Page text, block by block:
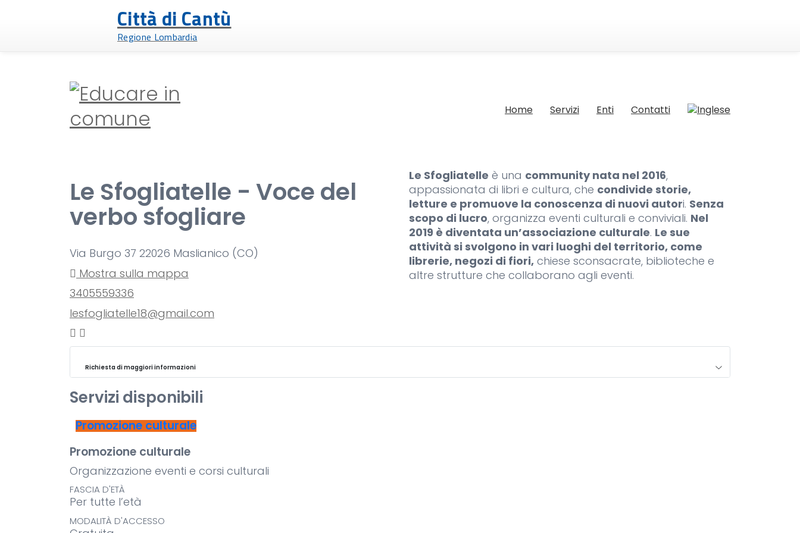
Città di Cantù
Regione Lombardia
Home Servizi Enti Contatti
Le Sfogliatelle - Voce del
verbo sfogliare
Via Burgo 37 22026 Maslianico (CO)
Mostra sulla mappa
3405559336
lesfogliatelle18@gmail.com
Le Sfogliatelle è una community nata nel 2016,
appassionata di libri e cultura, che condivide storie,
letture e promuove la conoscenza di nuovi autori. Senza
scopo di lucro, organizza eventi culturali e conviviali. Nel
2019 è diventata un’associazione culturale. Le sue
attività si svolgono in vari luoghi del territorio, come
librerie, negozi di fiori, chiese sconsacrate, biblioteche e
altre strutture che collaborano agli eventi.
Richiesta di maggiori informazioni
Servizi disponibili
Promozione culturale
Promozione culturale
Organizzazione eventi e corsi culturali
FASCIA D'ETÀ
Per tutte l’età
MODALITÀ D'ACCESSO